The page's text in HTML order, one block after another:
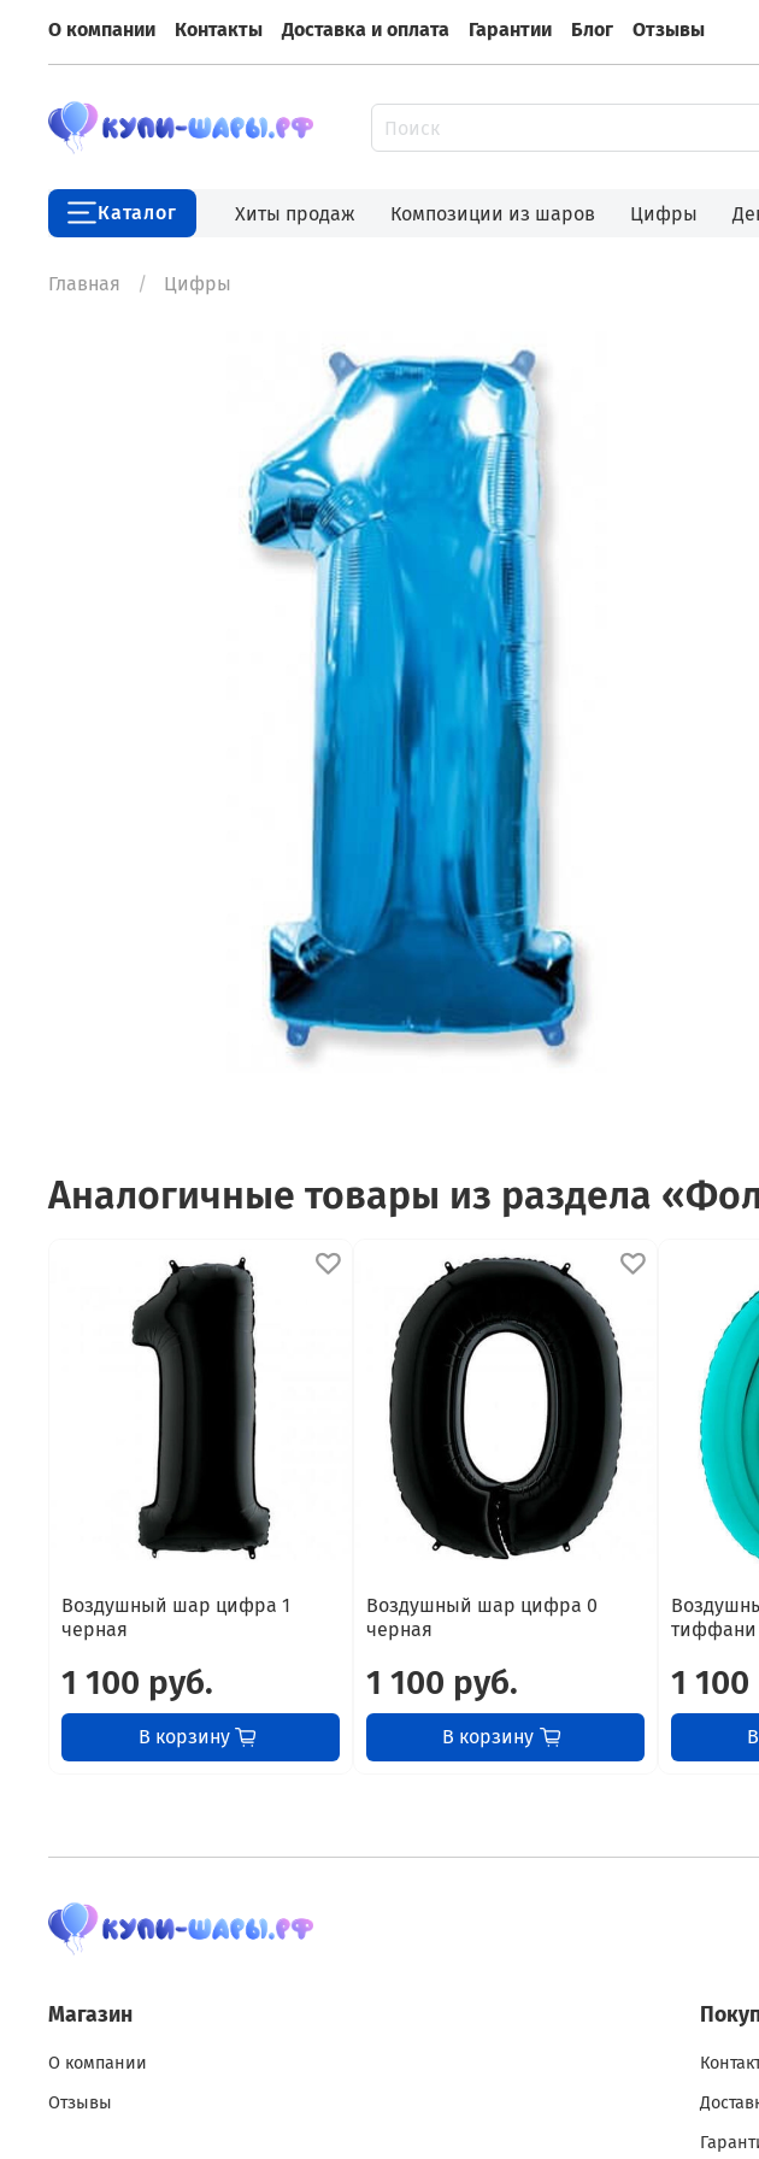
О компании Контакты Доставка и оплата Гарантии Блог Отзывы
Каталог Хиты продаж Композиции из шаров Цифры
Главная Цифры
Аналогичные товары из раздела
Воздушный шар цифра 1
черная
1 100 руб.
В корзину
Воздушный шар цифра 0
черная
1 100 руб.
В корзину
тиффани
1
Магазин
О компании
Отзывы